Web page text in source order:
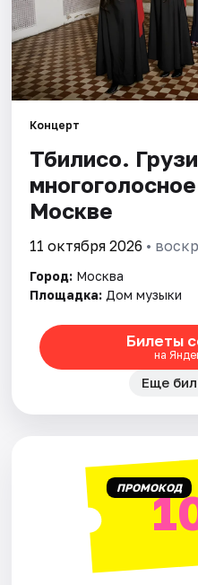
Спорт
События
Площадки
Артисты
Рейтинги
Концерт
Тбилисо.
Москве
11 октября 2026 •
Город: Москва
Площадка: Дом музыки
Билеты
на
Еще
ПРОМОКОД